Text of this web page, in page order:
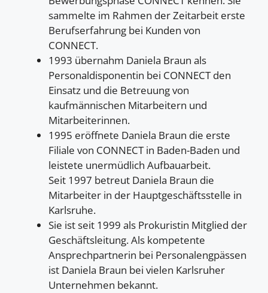
sammelte im Rahmen der Zeitarbeit erste
Berufserfahrung bei Kunden von
CONNECT.
1993 übernahm Daniela Braun als
Personaldisponentin bei CONNECT den
Einsatz und die Betreuung von
kaufmännischen Mitarbeitern und
Mitarbeiterinnen.
1995 eröffnete Daniela Braun die erste
Filiale von CONNECT in Baden-Baden und
leistete unermüdlich Aufbauarbeit.
Seit 1997 betreut Daniela Braun die
Mitarbeiter in der Hauptgeschäftsstelle in
Karlsruhe.
Sie ist seit 1999 als Prokuristin Mitglied der
Geschäftsleitung. Als kompetente
Ansprechpartnerin bei Personalengpässen
ist Daniela Braun bei vielen Karlsruher
Unternehmen bekannt.